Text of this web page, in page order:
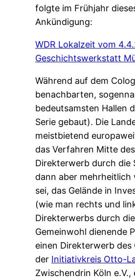
folgte im Frühjahr
Ankündigung:
WDR Lokalzeit vom
Geschichtswerkstatt
Während auf dem
benachbarten,
bedeutsamsten Hallen
Serie gebaut). Die
meistbietend
das Verfahren Mitte
Direkterwerb durch die
dann aber mehrheitlich
sei, das Gelände in
(wie man rechts und
Direkterwerbs durch
Gemeinwohl dienende
einen Direkterwerb
der Initiativkreis Otto-
Zwischendrin Köln